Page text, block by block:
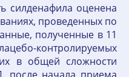
силденафила оценена
проведенных по
полученные в 11
контролируемых
в общей сложности
после начала приема